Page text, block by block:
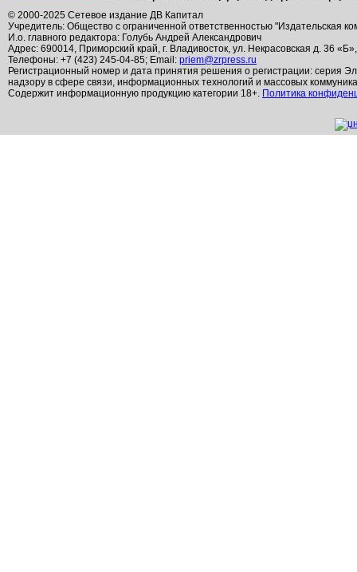
© 2000-2025 Сетевое издание ДВ Капитал
Учредитель: Общество с ограниченной ответственностью "Издательская
И.о. главного редактора: Голубь Андрей Александрович
Адрес: 690014, Приморский край, г. Владивосток, ул. Некрасовская д. 36
Телефоны: +7 (423) 245-04-85; Email: priem@zrpress.ru
Регистрационный номер и дата принятия решения о регистрации: серия
надзору в сфере связи, информационных технологий и массовых
Содержит информационную продукцию категории 18+. Политика